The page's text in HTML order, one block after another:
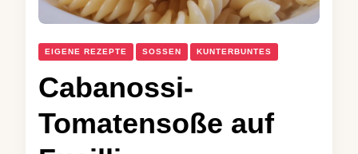
EIGENE REZEPTE SOSSEN KUNTERBUNTES
Cabanossi-
Tomatensoße auf